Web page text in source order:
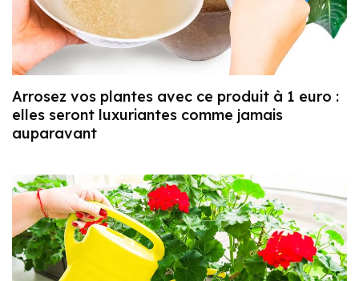
Arrosez vos plantes avec ce produit à 1 euro :
elles seront luxuriantes comme jamais
auparavant